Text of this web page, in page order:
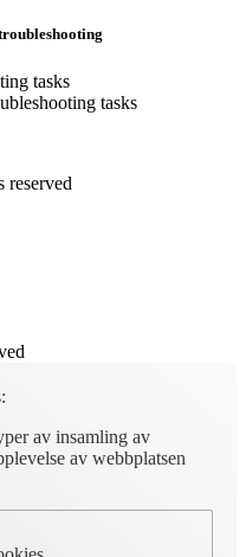
tasks
tasks
av insamling av
av webbplatsen